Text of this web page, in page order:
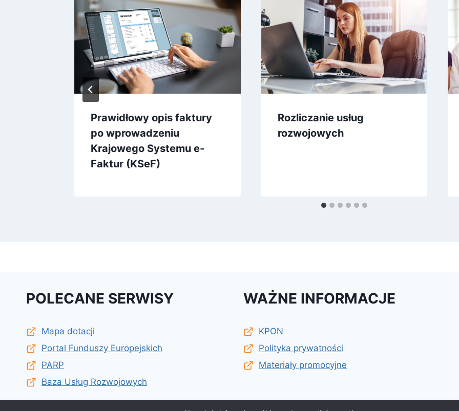
Prawidłowy opis faktury
po wprowadzeniu
Krajowego Systemu e-
Faktur (KSeF)
Rozliczanie usług
rozwojowych
POLECANE SERWISY
Mapa dotacji
Portal Funduszy Europejskich
PARP
Baza Usług Rozwojowych
WAŻNE INFORMACJE
KPON
Polityka prywatności
Materiały promocyjne